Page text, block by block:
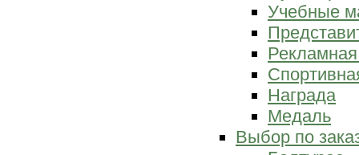
Учебные
Награда
Медаль
Выбор по